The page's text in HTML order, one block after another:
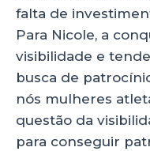
falta de
Para Nicole, a
visibilidade e
busca de
nós mulheres
questão da
para conseguir